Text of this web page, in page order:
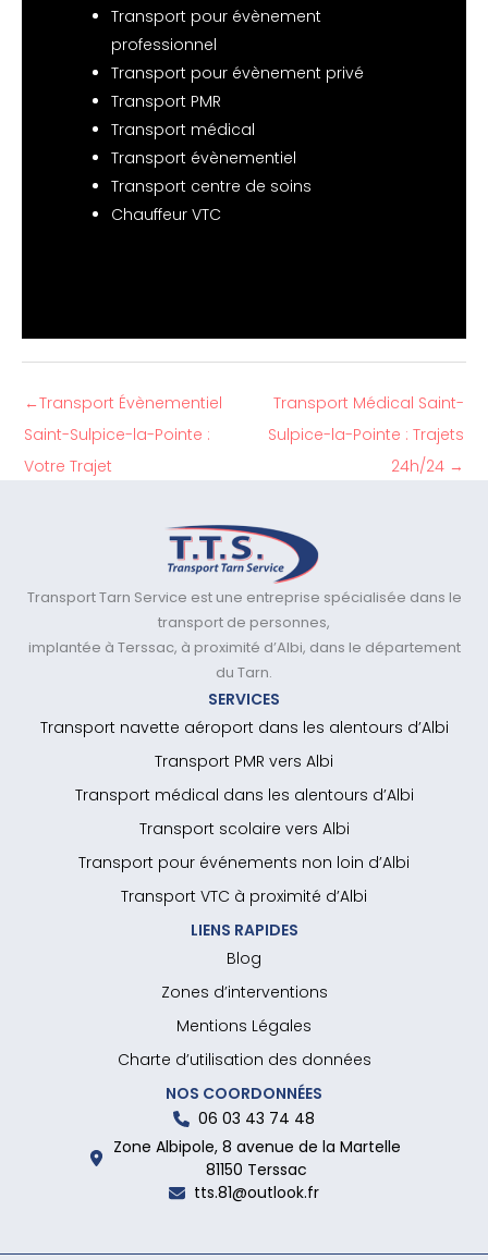
Transport pour évènement
professionnel
Transport pour évènement privé
Transport PMR
Transport médical
Transport évènementiel
Transport centre de soins
Chauffeur VTC
←Transport Évènementiel
Saint-Sulpice-la-Pointe :
Votre Trajet
Transport Médical Saint-
Sulpice-la-Pointe : Trajets
24h/24 →
Transport Tarn Service est une entreprise spécialisée dans le
transport de personnes,
implantée à Terssac, à proximité d’Albi, dans le département
du Tarn.
SERVICES
Transport navette aéroport dans les alentours d’Albi
Transport PMR vers Albi
Transport médical dans les alentours d’Albi
Transport scolaire vers Albi
Transport pour événements non loin d’Albi
Transport VTC à proximité d’Albi
LIENS RAPIDES
Blog
Zones d’interventions
Mentions Légales
Charte d’utilisation des données
NOS COORDONNÉES
06 03 43 74 48
Zone Albipole, 8 avenue de la Martelle
81150 Terssac
tts.81@outlook.fr